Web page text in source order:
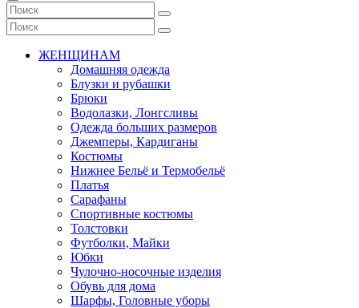
ЖЕНЩИНАМ
Домашняя одежда
Блузки и рубашки
Брюки
Водолазки, Лонгсливы
Одежда больших размеров
Джемперы, Кардиганы
Костюмы
Нижнее Бельё и Термобельё
Платья
Сарафаны
Спортивные костюмы
Толстовки
Футболки, Майки
Юбки
Чулочно-носочные изделия
Обувь для дома
Шарфы, Головные уборы